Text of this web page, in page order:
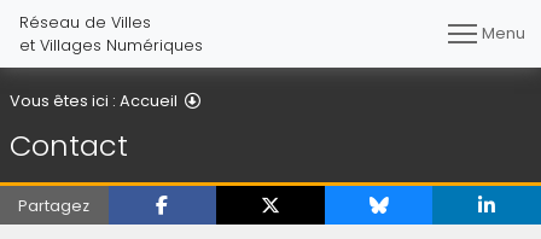
Réseau de Villes
et Villages Numériques
Menu
Vous êtes ici : Accueil
Contact
Partagez